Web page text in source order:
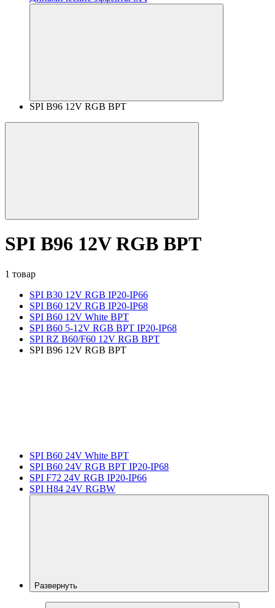
SPI B96 12V RGB BPT
SPI B96 12V RGB BPT
1 товар
SPI B30 12V RGB IP20-IP66
SPI B60 12V RGB IP20-IP68
SPI B60 12V White BPT
SPI B60 5-12V RGB BPT IP20-IP68
SPI RZ B60/F60 12V RGB BPT
SPI B96 12V RGB BPT
SPI B60 24V White BPT
SPI B60 24V RGB BPT IP20-IP68
SPI F72 24V RGB IP20-IP66
SPI H84 24V RGBW
Развернуть